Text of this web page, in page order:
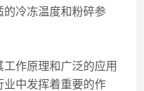
的冷冻温度和粉碎参
作原理和广泛的应用
业中发挥着重要的作